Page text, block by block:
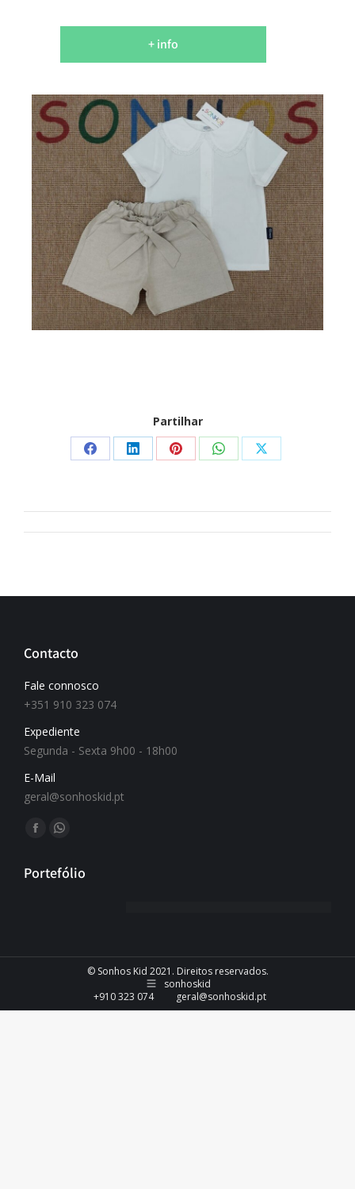
+ info
Partilhar
Contacto
Fale connosco
+351 910 323 074
Expediente
Segunda - Sexta 9h00 - 18h00
E-Mail
geral@sonhoskid.pt
Find us on:
Portefólio
© Sonhos Kid 2021. Direitos reservados.
sonhoskid
+910 323 074
geral@sonhoskid.pt